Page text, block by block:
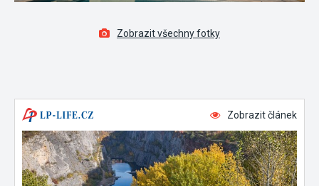
Zobrazit všechny fotky
Zobrazit článek